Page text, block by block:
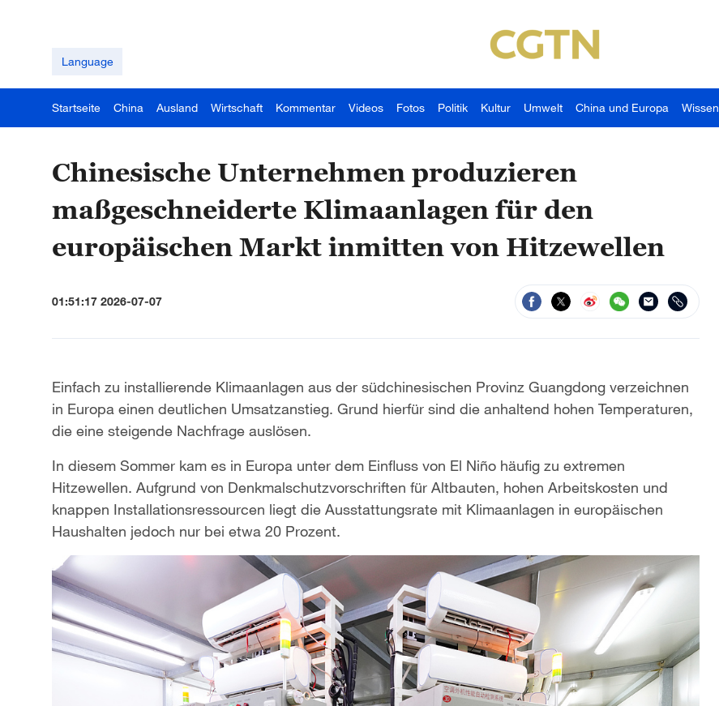
Language
Startseite China Ausland Wirtschaft Kommentar Videos Fotos Politik Kultur Umwelt China und Europa Wissen
Chinesische Unternehmen produzieren
maßgeschneiderte Klimaanlagen für den
europäischen Markt inmitten von Hitzewellen
01:51:17 2026-07-07
Einfach zu installierende Klimaanlagen aus der südchinesischen Provinz Guangdong verzeichnen
in Europa einen deutlichen Umsatzanstieg. Grund hierfür sind die anhaltend hohen Temperaturen,
die eine steigende Nachfrage auslösen.
In diesem Sommer kam es in Europa unter dem Einfluss von El Niño häufig zu extremen
Hitzewellen. Aufgrund von Denkmalschutzvorschriften für Altbauten, hohen Arbeitskosten und
knappen Installationsressourcen liegt die Ausstattungsrate mit Klimaanlagen in europäischen
Haushalten jedoch nur bei etwa 20 Prozent.